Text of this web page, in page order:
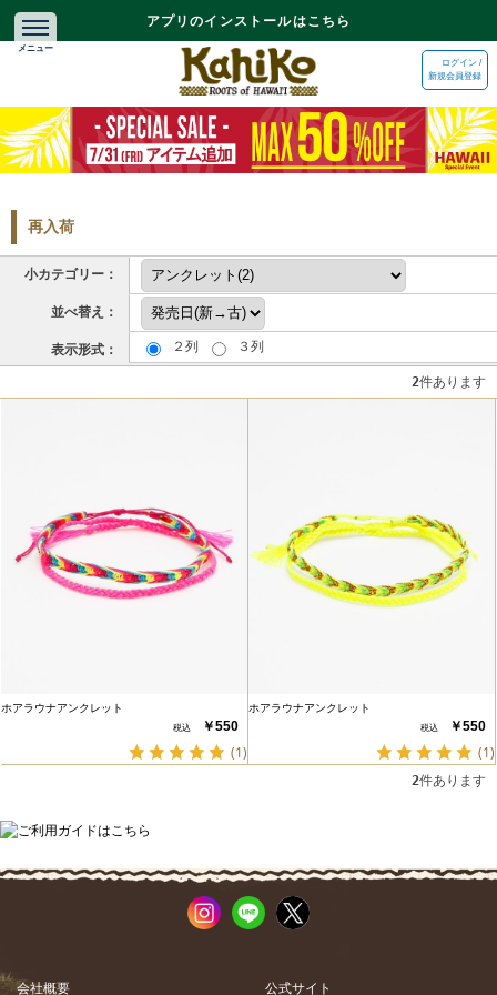
アプリのインストールはこちら
ログイン /
新規会員登録
再入荷
小カテゴリー：
並べ替え：
表示形式： ２列 ３列
2件あります
ホアラウナアンクレット
￥550
(1)
ホアラウナアンクレット
￥550
(1)
2件あります
会社概要 公式サイト